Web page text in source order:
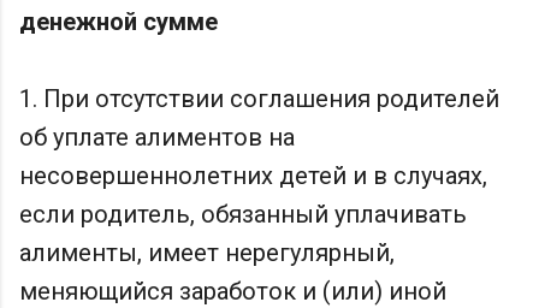
денежной сумме
1. При отсутствии соглашения родителей
об уплате алиментов на
несовершеннолетних детей и в случаях,
если родитель, обязанный уплачивать
алименты, имеет нерегулярный,
меняющийся заработок и (или) иной